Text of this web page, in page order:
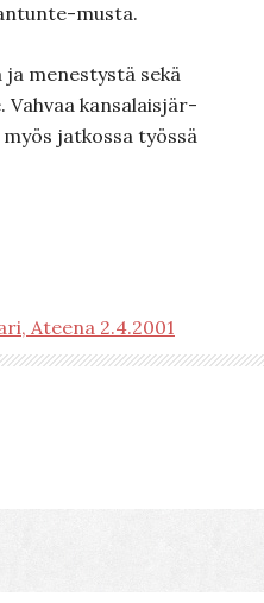
musta.
menestystä sekä
kansalaisjär-
jatkossa työssä
Ateena 2.4.2001